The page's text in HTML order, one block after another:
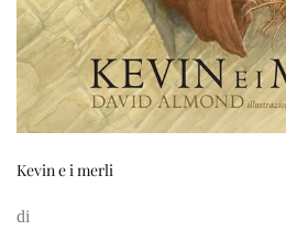
Kevin e i merli
di